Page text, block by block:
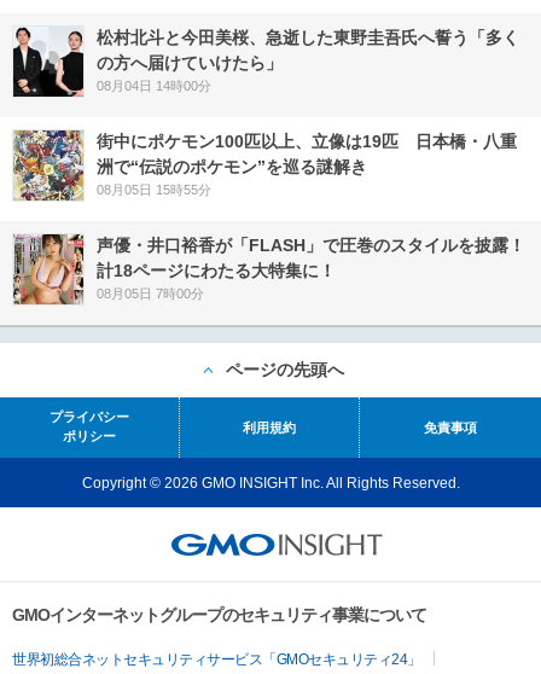
松村北斗と今田美桜、急逝した東野圭吾氏へ誓う「多く
の方へ届けていけたら」
08月04日 14時00分
街中にポケモン100匹以上、立像は19匹 日本橋・八重
洲で“伝説のポケモン”を巡る謎解き
08月05日 15時55分
声優・井口裕香が「FLASH」で圧巻のスタイルを披露！
計18ページにわたる大特集に！
08月05日 7時00分
ページの先頭へ
プライバシー
ポリシー
利用規約 免責事項
Copyright © 2026 GMO INSIGHT Inc. All Rights Reserved.
GMOインターネットグループのセキュリティ事業について
世界初総合ネットセキュリティサービス「GMOセキュリティ24」